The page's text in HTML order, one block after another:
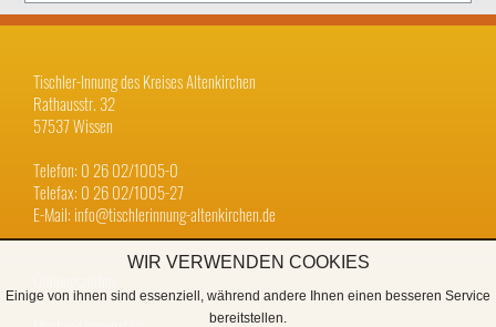
Tischler-Innung des Kreises Altenkirchen
Rathausstr. 32
57537 Wissen
Telefon: 0 26 02/1005-0
Telefax: 0 26 02/1005-27
E-Mail: info@tischlerinnung-altenkirchen.de
WIR VERWENDEN COOKIES
Einige von ihnen sind essenziell, während andere Ihnen einen besseren Service
bereitstellen.